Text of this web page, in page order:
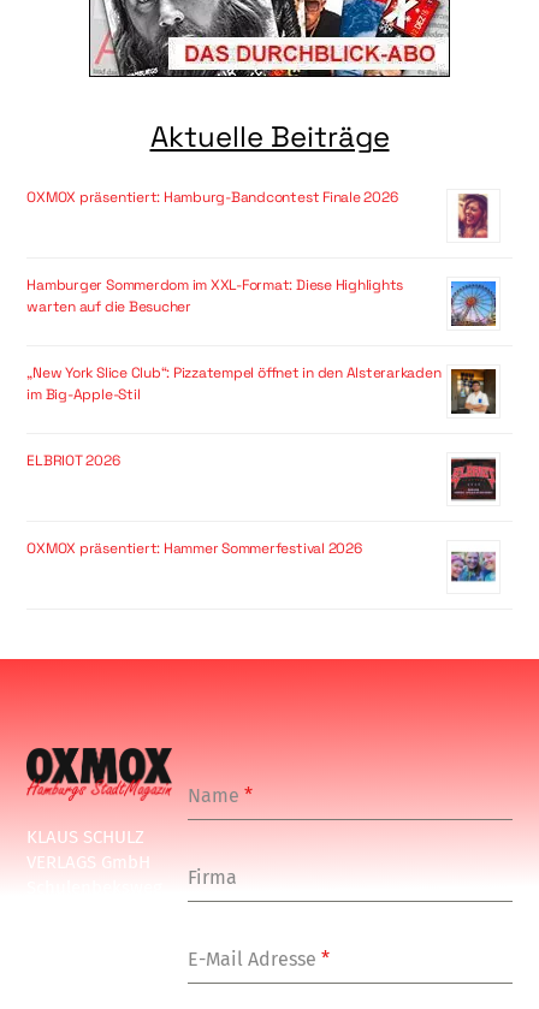
Aktuelle Beiträge
OXMOX präsentiert: Hamburg-Bandcontest Finale 2026
Hamburger Sommerdom im XXL-Format: Diese Highlights
warten auf die Besucher
„New York Slice Club“: Pizzatempel öffnet in den Alsterarkaden
im Big-Apple-Stil
ELBRIOT 2026
OXMOX präsentiert: Hammer Sommerfestival 2026
KLAUS SCHULZ
VERLAGS GmbH
Name*
Firma
E-Mail Adresse*